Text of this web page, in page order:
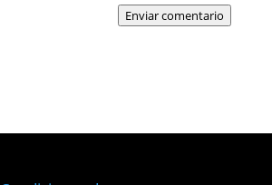
Enviar comentario